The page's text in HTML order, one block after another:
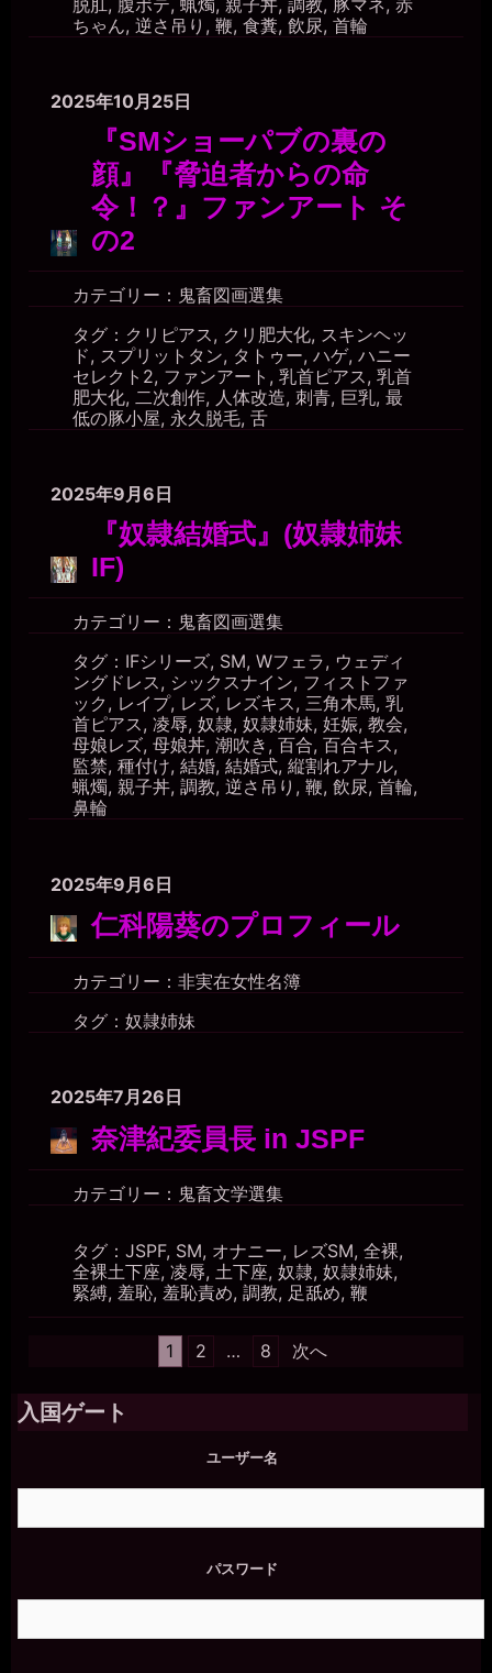
ちゃん, 逆さ吊り , 鞭, 食糞, 飲尿, 首輪
2025年10月25日
『SMショーパブの裏の
顔』『脅迫者からの命
令！？』ファンアート そ
の2
カテゴリー： 鬼畜図画選集
タグ： クリピアス, クリ肥大化, スキンヘッ
ド, スプリットタン, タトゥー, ハゲ, ハニー
セレクト2, ファンアート , 乳首ピアス, 乳首
肥大化, 二次創作, 人体改造, 刺青, 巨乳, 最
低の豚小屋, 永久脱毛, 舌
2025年9月6日
『奴隷結婚式』(奴隷姉妹
IF)
カテゴリー： 鬼畜図画選集
タグ： IFシリーズ, SM, Wフェラ, ウェディ
ングドレス, シックスナイン, フィストファ
ック , レイプ, レズ, レズキス, 三角木馬, 乳
首ピアス, 凌辱, 奴隷, 奴隷姉妹, 妊娠, 教会,
母娘レズ, 母娘丼, 潮吹き , 百合, 百合キス,
監禁, 種付け, 結婚, 結婚式, 縦割れアナル,
蝋燭, 親子丼, 調教, 逆さ吊り , 鞭, 飲尿, 首輪,
鼻輪
2025年9月6日
仁科陽葵のプロフィール
カテゴリー： 非実在女性名簿
タグ： 奴隷姉妹
2025年7月26日
奈津紀委員長 in JSPF
カテゴリー： 鬼畜文学選集
タグ： JSPF, SM, オナニー, レズSM, 全裸,
全裸土下座, 凌辱, 土下座, 奴隷, 奴隷姉妹,
緊縛, 羞恥, 羞恥責め, 調教, 足舐め, 鞭
の
ペ
り
1 2 … 8 次へ
入国ゲート
ユーザー名
パスワード